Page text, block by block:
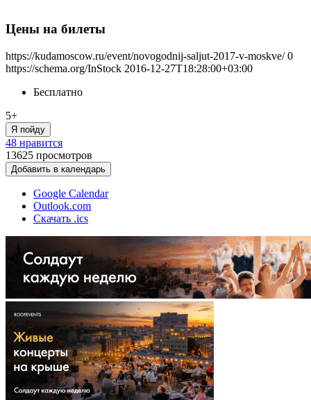
Цены на билеты
https://kudamoscow.ru/event/novogodnij-saljut-2017-v-moskve/ 0
https://schema.org/InStock 2016-12-27T18:28:00+03:00
Бесплатно
5+
Я пойду
48 нравится
13625 просмотров
Добавить в календарь
Google Calendar
Outlook.com
Скачать .ics